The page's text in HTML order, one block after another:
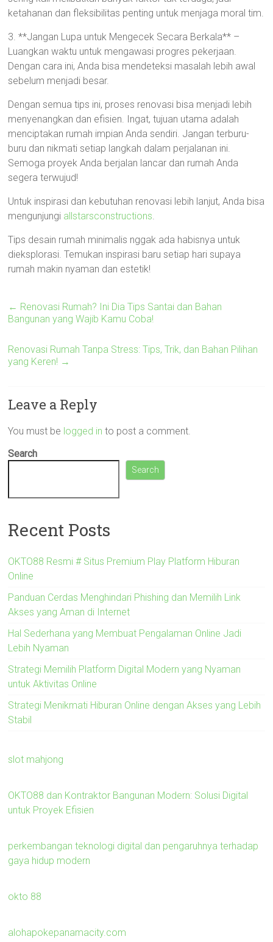
ketahanan dan fleksibilitas penting untuk menjaga moral tim.
3. **Jangan Lupa untuk Mengecek Secara Berkala** –
Luangkan waktu untuk mengawasi progres pekerjaan.
Dengan cara ini, Anda bisa mendeteksi masalah lebih awal
sebelum menjadi besar.
Dengan semua tips ini, proses renovasi bisa menjadi lebih
menyenangkan dan efisien. Ingat, tujuan utama adalah
menciptakan rumah impian Anda sendiri. Jangan terburu-
buru dan nikmati setiap langkah dalam perjalanan ini.
Semoga proyek Anda berjalan lancar dan rumah Anda
segera terwujud!
Untuk inspirasi dan kebutuhan renovasi lebih lanjut, Anda bisa
mengunjungi allstarsconstructions.
Tips desain rumah minimalis nggak ada habisnya untuk
dieksplorasi. Temukan inspirasi baru setiap hari supaya
rumah makin nyaman dan estetik!
← Renovasi Rumah? Ini Dia Tips Santai dan Bahan
Bangunan yang Wajib Kamu Coba!
Renovasi Rumah Tanpa Stress: Tips, Trik, dan Bahan Pilihan
yang Keren! →
Leave a Reply
You must be logged in to post a comment.
Search
Search
Recent Posts
OKTO88 Resmi # Situs Premium Play Platform Hiburan
Online
Panduan Cerdas Menghindari Phishing dan Memilih Link
Akses yang Aman di Internet
Hal Sederhana yang Membuat Pengalaman Online Jadi
Lebih Nyaman
Strategi Memilih Platform Digital Modern yang Nyaman
untuk Aktivitas Online
Strategi Menikmati Hiburan Online dengan Akses yang Lebih
Stabil
slot mahjong
OKTO88 dan Kontraktor Bangunan Modern: Solusi Digital
untuk Proyek Efisien
perkembangan teknologi digital dan pengaruhnya terhadap
gaya hidup modern
okto 88
alohapokepanamacity.com